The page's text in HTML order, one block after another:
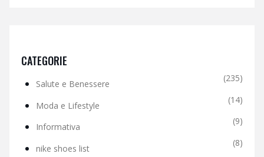
CATEGORIE
Salute e Benessere
(235)
Moda e Lifestyle
(14)
Informativa
(9)
nike shoes list
(8)